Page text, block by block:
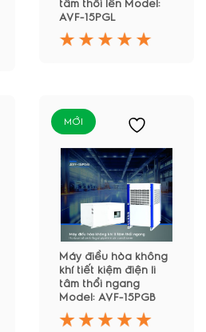
tâm thổi lên Model:
AVF-15PGL
MỚI
Máy điều hòa không
khí tiết kiệm điện li
tâm thổi ngang
Model: AVF-15PGB